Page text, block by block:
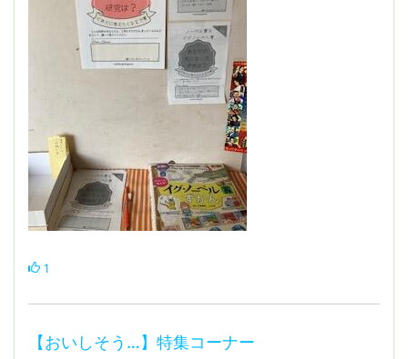
1
【おいしそう…】特集コーナー